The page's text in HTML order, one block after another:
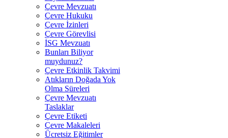
Çevre Mevzuatı
Çevre Hukuku
Çevre İzinleri
Çevre Görevlisi
İSG Mevzuatı
Bunları Biliyor
muydunuz?
Çevre Etkinlik Takvimi
Atıkların Doğada Yok
Olma Süreleri
Çevre Mevzuatı
Taslaklar
Çevre Etiketi
Çevre Makaleleri
Ücretsiz Eğitimler